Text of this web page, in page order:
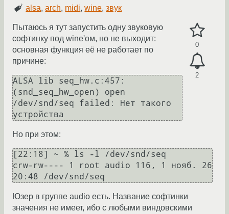
alsa,arch, midi,wine,звук
0
2
Пытаюсь я тут запустить одну звуковую
софтинку под wine'ом, но не выходит:
основная функция её не работает по
причине:
ALSA lib seq_hw.c:457:
(snd_seq_hw_open) open
/dev/snd/seq failed: Нет такого
устройства
Но при этом:
[22:18] ~ % ls -l /dev/snd/seq
crw-rw---- 1 root audio 116, 1 нояб. 26
20:48 /dev/snd/seq
Юзер в группе audio есть. Название софтинки
значения не имеет, ибо с любыми виндовскими